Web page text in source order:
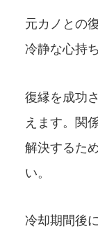
元カノとの
冷静な心持
復縁を成功
えます。関
解決するた
い。
冷却期間後